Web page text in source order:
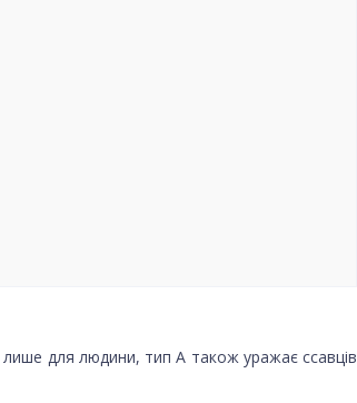
лише для людини, тип А також уражає ссавців